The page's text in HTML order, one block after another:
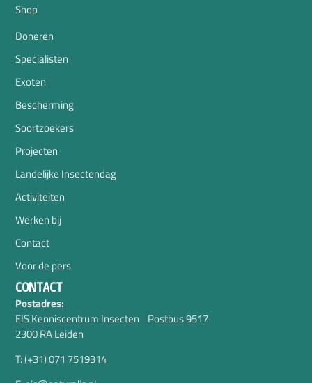
Shop
Doneren
Specialisten
Exoten
Bescherming
Soortzoekers
Projecten
Landelijke Insectendag
Activiteiten
Werken bij
Contact
Voor de pers
CONTACT
Postadres:
EIS Kenniscentrum Insecten Postbus 9517
2300 RA Leiden
T: (+31) 071 7519314